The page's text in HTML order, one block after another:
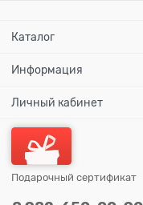
Каталог
Информация
Личный кабинет
Подарочный сертификат